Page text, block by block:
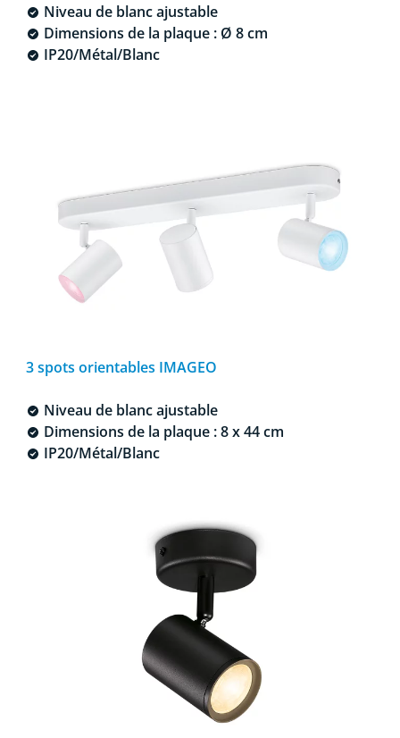
Niveau de blanc ajustable
Dimensions de la plaque : Ø 8 cm
IP20/Métal/Blanc
3 spots orientables IMAGEO
Niveau de blanc ajustable
Dimensions de la plaque : 8 x 44 cm
IP20/Métal/Blanc